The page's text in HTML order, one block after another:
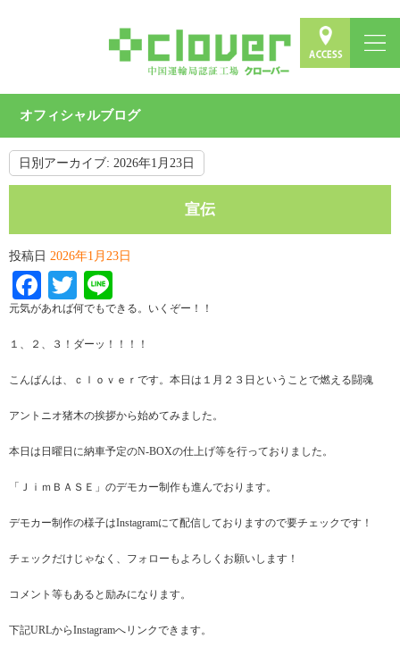
オフィシャルブログ
日別アーカイブ: 2026年1月23日
宣伝
投稿日 2026年1月23日
Facebook
Twitter
元気があれば何でもできる。いくぞー！！
１、２、３！ダーッ！！！！
こんばんは、ｃｌｏｖｅｒです。本日は１月２３日ということで燃える闘魂
アントニオ猪木の挨拶から始めてみました。
本日は日曜日に納車予定のN-BOXの仕上げ等を行っておりました。
「ＪｉｍＢＡＳＥ」のデモカー制作も進んでおります。
デモカー制作の様子はInstagramにて配信しておりますので要チェックです！
チェックだけじゃなく、フォローもよろしくお願いします！
コメント等もあると励みになります。
下記URLからInstagramへリンクできます。